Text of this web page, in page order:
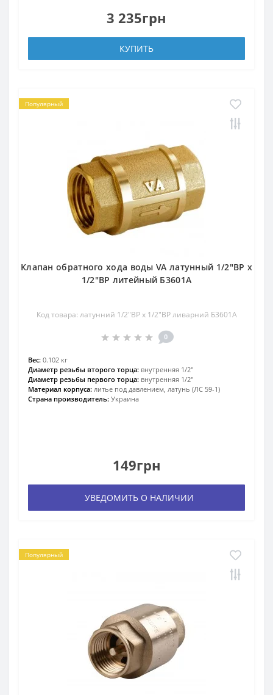
3 235грн
КУПИТЬ
Популярный
Клапан обратного хода воды VA латунный 1/2″ВР х
1/2″ВР литейный Б3601А
Код товара: латунний 1/2″ВР х 1/2″ВР ливарний Б3601А
0
Вес: 0.102 кг
Диаметр резьбы второго торца: внутренняя 1/2″
Диаметр резьбы первого торца: внутренняя 1/2″
Материал корпуса: литье под давлением, латунь (ЛС 59-1)
Страна производитель: Украина
149грн
УВЕДОМИТЬ О НАЛИЧИИ
Популярный